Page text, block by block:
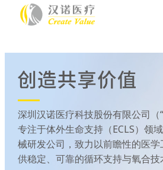
容
深圳汉诺医疗科技股份有限公司（
专注于体外生命支持（ECLS）领
械研发公司，致力以前瞻性的医
供稳定、可靠的循环支持与氧合技